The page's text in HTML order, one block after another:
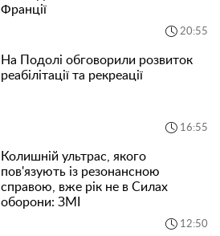
20:55
Франції
16:55
На Подолі обговорили розвиток
реабілітації та рекреації
12:50
Колишній ультрас, якого
пов'язують із резонансною
справою, вже рік не в Силах
оборони: ЗМІ